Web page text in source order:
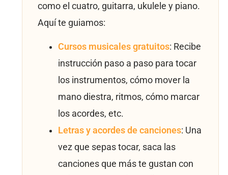
como el cuatro, guitarra, ukulele y piano.
Aquí te guiamos:
Cursos musicales gratuitos: Recibe
instrucción paso a paso para tocar
los instrumentos, cómo mover la
mano diestra, ritmos, cómo marcar
los acordes, etc.
Letras y acordes de canciones: Una
vez que sepas tocar, saca las
canciones que más te gustan con